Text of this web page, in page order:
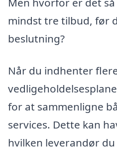
mindst tre tilbud, før
beslutning?
Når du indhenter
for at sammenligne
services. Dette kan
hvilken leverandør